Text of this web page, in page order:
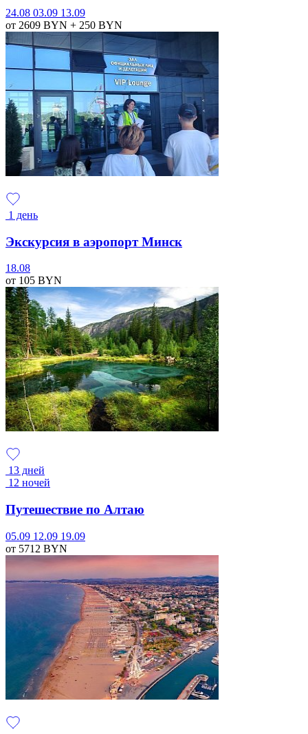
24.08 03.09 13.09
от 2609 BYN + 250 BYN
1 день
Экскурсия в аэропорт Минск
18.08
от 105 BYN
13 дней
12 ночей
Путешествие по Алтаю
05.09 12.09 19.09
от 5712 BYN